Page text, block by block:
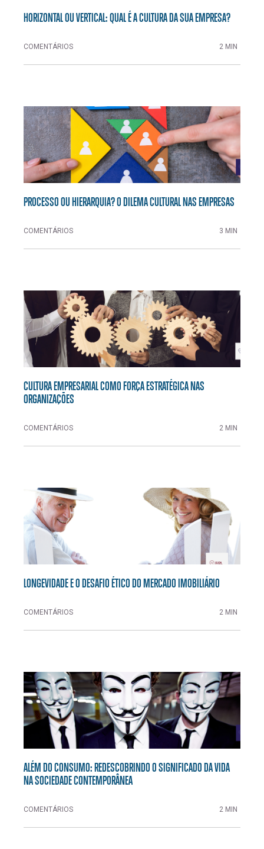
HORIZONTAL OU VERTICAL: QUAL É A CULTURA DA SUA EMPRESA?
COMENTÁRIOS 2 MIN
PROCESSO OU HIERARQUIA? O DILEMA CULTURAL NAS EMPRESAS
COMENTÁRIOS 3 MIN
CULTURA EMPRESARIAL COMO FORÇA ESTRATÉGICA NAS
ORGANIZAÇÕES
COMENTÁRIOS 2 MIN
LONGEVIDADE E O DESAFIO ÉTICO DO MERCADO IMOBILIÁRIO
COMENTÁRIOS 2 MIN
ALÉM DO CONSUMO: REDESCOBRINDO O SIGNIFICADO DA VIDA
NA SOCIEDADE CONTEMPORÂNEA
COMENTÁRIOS 2 MIN